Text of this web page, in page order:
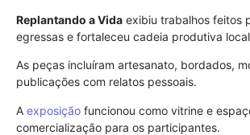
Replantando a Vida exibiu trabalhos feitos
egressas e fortaleceu cadeia produtiva
As peças incluíram artesanato, bordados,
publicações com relatos pessoais.
A exposição funcionou como vitrine e
comercialização para os participantes.